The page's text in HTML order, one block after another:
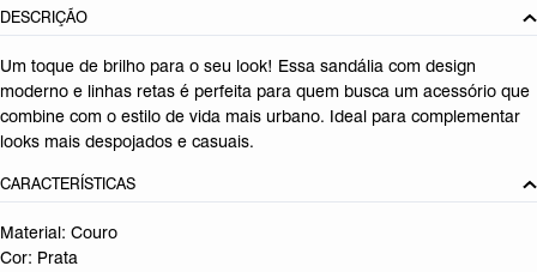
DESCRIÇÃO
Um toque de brilho para o seu look! Essa sandália com design
moderno e linhas retas é perfeita para quem busca um acessório que
combine com o estilo de vida mais urbano. Ideal para complementar
looks mais despojados e casuais.
CARACTERÍSTICAS
Material: Couro
Cor: Prata